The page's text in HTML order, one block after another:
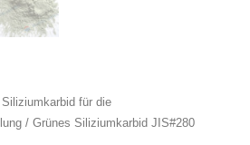
für die
/ Grünes Siliziumkarbid JIS#280